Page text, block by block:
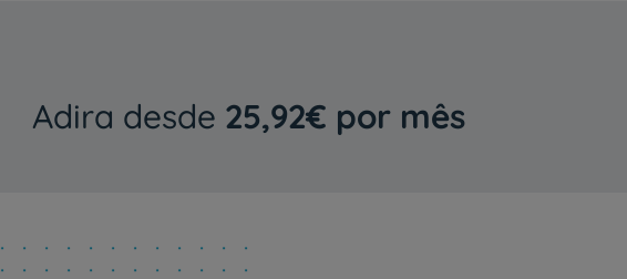
Adira desde 25,92€ por mês